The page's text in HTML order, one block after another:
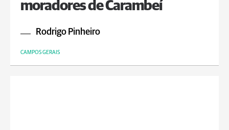
moradores de Carambeí
Rodrigo Pinheiro
CAMPOS GERAIS